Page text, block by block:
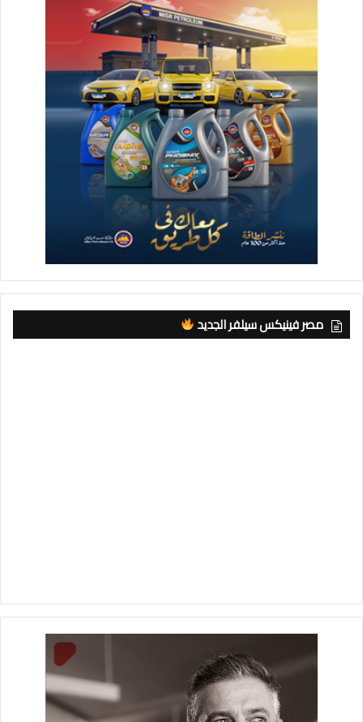
مصر فينيكس سيلفر الجديد